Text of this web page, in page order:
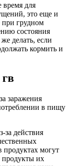
время для
это еще и
при грудном
состояния
делать, если
кормить и
заражения
в пищу
за действия
продуктах могут
продукты их